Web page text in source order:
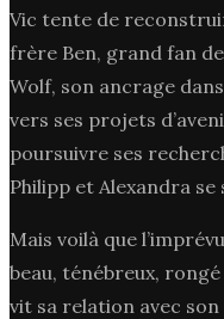
Vic tente de
frère Ben, grand fan
Wolf, son ancrage
vers ses projets
poursuivre ses
Philipp et Alexandra
Mais voilà que
beau, ténébreux,
vit sa relation avec